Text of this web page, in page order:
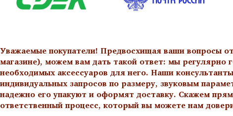
Уважаемые покупатели! Предвосхищая ваши вопросы
магазине), можем вам дать такой ответ: мы регулярно
необходимых аксессуаров для него. Наши
индивидуальных запросов по размеру, звуковым
надежно его упакуют и оформят доставку. Скажем
ответственный процесс, который вы можете нам